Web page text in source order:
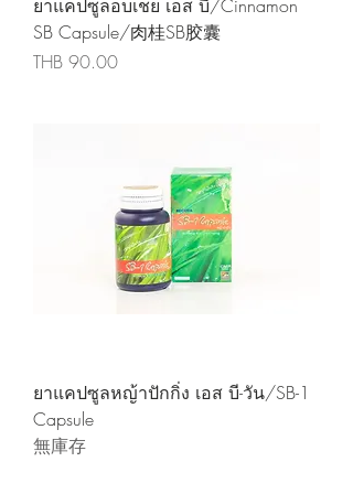
ยาแคปซูลอบเชย เอส บี/Cinnamon
SB Capsule/肉桂SB胶囊
價格
THB 90.00
ยาแคปซูลหญ้าปักกิ่ง เอส บี-วัน/SB-1
Capsule
無庫存